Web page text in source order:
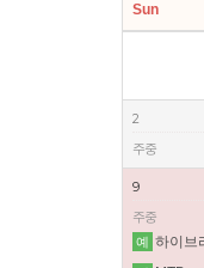
Sun
2
주중
9
주중
예 하이브